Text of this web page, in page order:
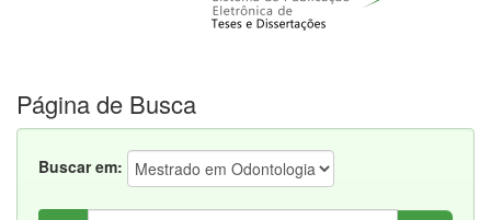
Página de Busca
Buscar em: